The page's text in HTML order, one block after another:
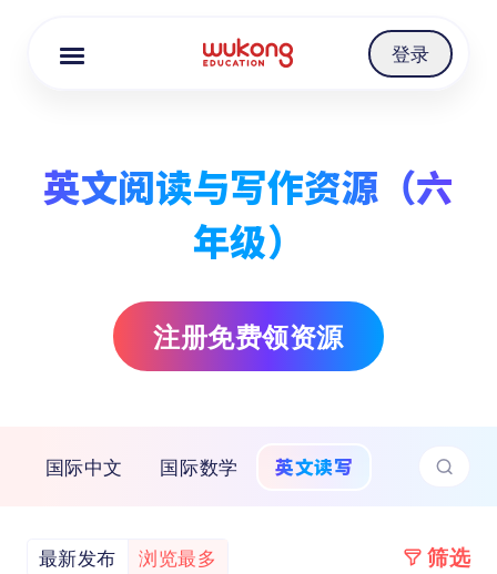
登录
英文阅读与写作资源（六
年级）
注册免费领资源
国际中文 国际数学 英文读写
最新发布 浏览最多 筛选